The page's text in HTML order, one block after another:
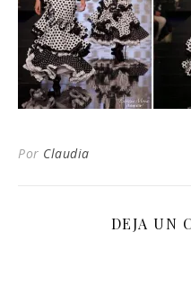
Por Claudia
DEJA UN